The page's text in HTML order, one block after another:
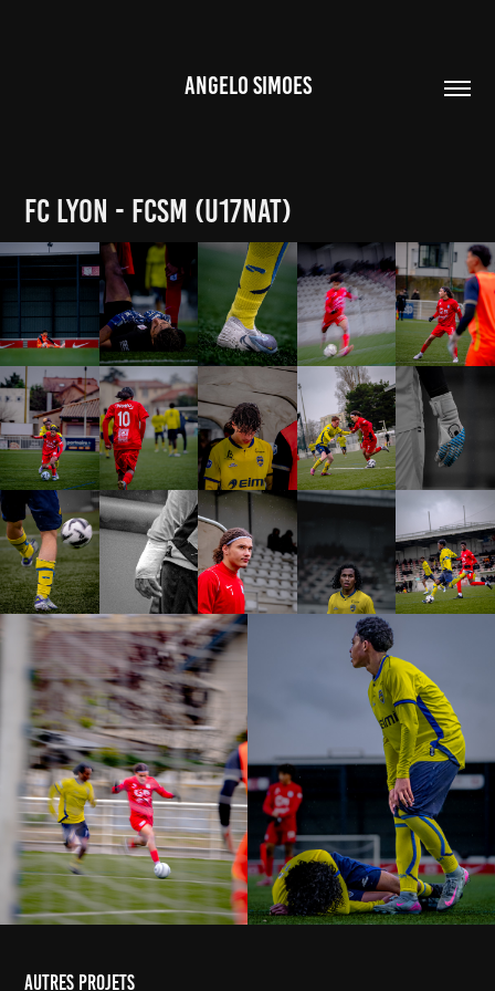
ANGELO SIMOES
FC LYON - FCSM (U17NAT)
autres projets